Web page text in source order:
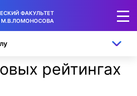
ФАКУЛЬТЕТ
М.В.ЛОМОНОСОВА
рейтингах